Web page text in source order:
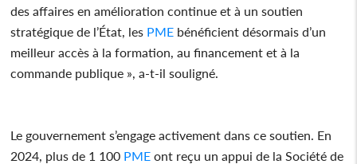
des affaires en amélioration continue et à un soutien
stratégique de l’État, les PME bénéficient désormais d’un
meilleur accès à la formation, au financement et à la
commande publique », a-t-il souligné.
Le gouvernement s’engage activement dans ce soutien. En
2024, plus de 1 100 PME ont reçu un appui de la Société de